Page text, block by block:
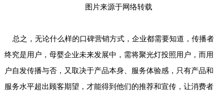
图片来源于网络转载
总之，无论什么样的口碑营销方式，企业都需要知道，传播者
终究是用户， 母婴企业未来发展中，需将聚光灯投照用户 ，而用
户自发传播与否，又取决于产品本身、服务体验感，只有产品和
服务水平超出顾客期望，才能得到他们的推荐和宣传，让消费者